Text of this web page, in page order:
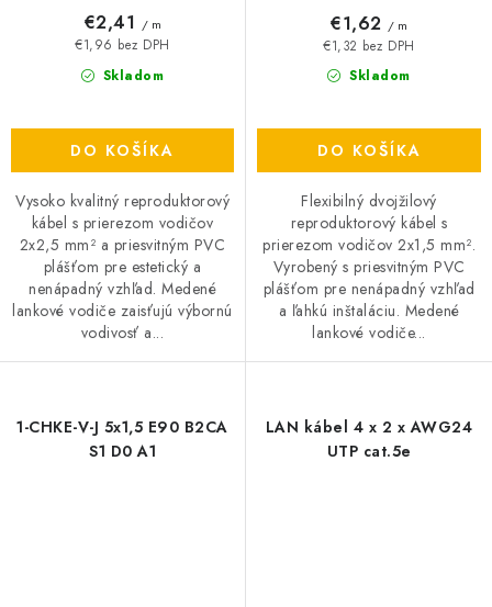
Skladom
€1,96 bez DPH
€2,41 / m
DO KOŠÍKA
Vysoko kvalitný reproduktorový
kábel s prierezom vodičov
2x2,5 mm² a priesvitným PVC
plášťom pre estetický a
nenápadný vzhľad. Medené
lankové vodiče zaisťujú výbornú
vodivosť a...
Skladom
€1,32 bez DPH
€1,62 / m
DO KOŠÍKA
Flexibilný dvojžilový
reproduktorový kábel s
prierezom vodičov 2x1,5 mm².
Vyrobený s priesvitným PVC
plášťom pre nenápadný vzhľad
a ľahkú inštaláciu. Medené
lankové vodiče...
1-CHKE-V-J 5x1,5 E90 B2CA
S1 D0 A1
LAN kábel 4 x 2 x AWG24
UTP cat.5e